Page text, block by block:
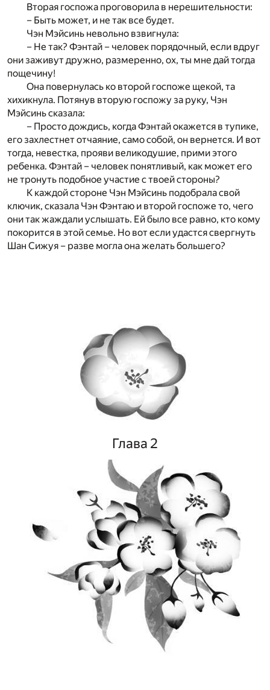
Вторая госпожа проговорила в нерешительности:
– Быть может, и не так все будет.
Чэн Мэйсинь невольно взвигнула:
– Не так? Фэнтай – человек порядочный, если вдруг
они заживут дружно, размеренно, ох, ты мне дай тогда
пощечину!
Она повернулась ко второй госпоже щекой, та
хихикнула. Потянув вторую госпожу за руку, Чэн
Мэйсинь сказала:
– Просто дождись, когда Фэнтай окажется в тупике,
его захлестнет отчаяние, само собой, он вернется. И вот
тогда, невестка, прояви великодушие, прими этого
ребенка. Фэнтай – человек понятливый, как может его
не тронуть подобное участие с твоей стороны?
К каждой стороне Чэн Мэйсинь подобрала свой
ключик, сказала Чэн Фэнтаю и второй госпоже то, чего
они так жаждали услышать. Ей было все равно, кто кому
покорится в этой семье. Но вот если удастся свергнуть
Шан Сижуя – разве могла она желать большего?
Глава 2